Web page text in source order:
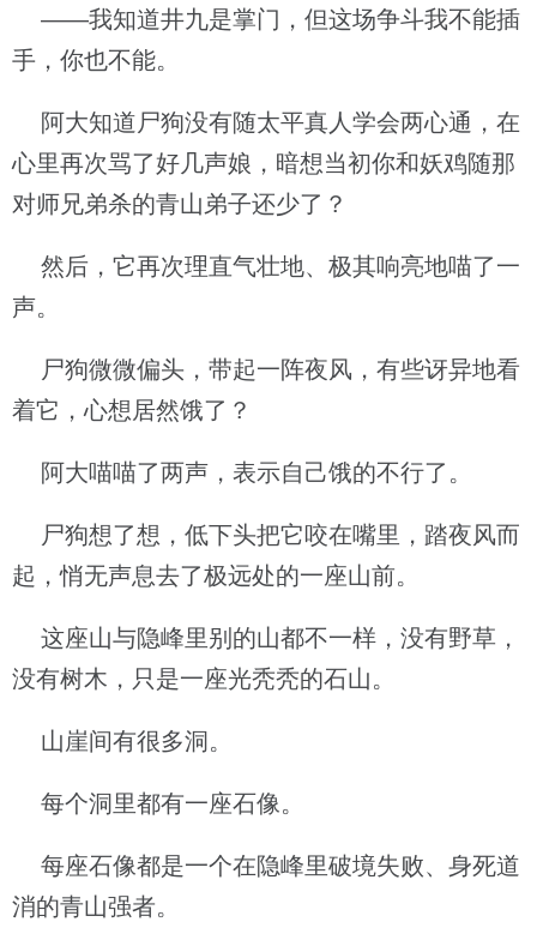
——我知道井九是掌门，但这场争斗我不能插
手，你也不能。
阿大知道尸狗没有随太平真人学会两心通，在
心里再次骂了好几声娘，暗想当初你和妖鸡随那
对师兄弟杀的青山弟子还少了？
然后，它再次理直气壮地、极其响亮地喵了一
声。
尸狗微微偏头，带起一阵夜风，有些讶异地看
着它，心想居然饿了？
阿大喵喵了两声，表示自己饿的不行了。
尸狗想了想，低下头把它咬在嘴里，踏夜风而
起，悄无声息去了极远处的一座山前。
这座山与隐峰里别的山都不一样，没有野草，
没有树木，只是一座光秃秃的石山。
山崖间有很多洞。
每个洞里都有一座石像。
每座石像都是一个在隐峰里破境失败、身死道
消的青山强者。